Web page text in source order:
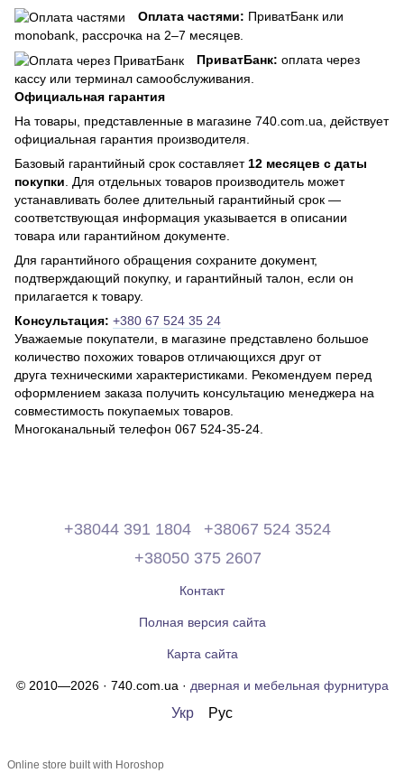
Оплата частями: ПриватБанк или
monobank, рассрочка на 2–7 месяцев.
ПриватБанк: оплата через
кассу или терминал самообслуживания.
Официальная гарантия
На товары, представленные в магазине 740.com.ua, действует
официальная гарантия производителя.
Базовый гарантийный срок составляет12 месяцев с даты
покупки. Для отдельных товаров производитель может
устанавливать более длительный гарантийный срок —
соответствующая информация указывается в описании
товара или гарантийном документе.
Для гарантийного обращения сохраните документ,
подтверждающий покупку, и гарантийный талон, если он
прилагается к товару.
Консультация: +380 67 524 35 24
Уважаемые покупатели, в магазине представлено большое
количество похожих товаров отличающихся друг от
друга техническими характеристиками. Рекомендуем перед
оформлением заказа получить консультацию менеджера на
совместимость покупаемых товаров.
Многоканальный телефон 067 524-35-24.
+38044 391 1804
+38067 524 3524
+38050 375 2607
Контакт
Полная версия сайта
Карта сайта
© 2010—2026 · 740.com.ua · дверная и мебельная фурнитура
Укр Рус
Online store built with Horoshop